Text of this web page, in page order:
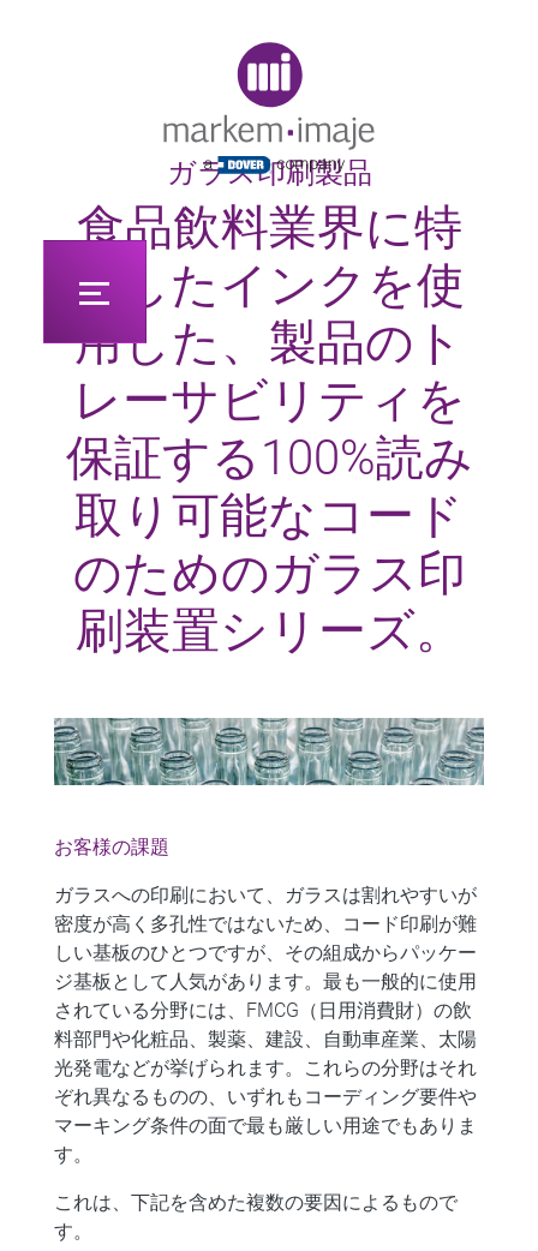
ガラス印刷製品
食品飲料業界に特
化したインクを使
用した、製品のト
レーサビリティを
保証する100%読み
取り可能なコード
のためのガラス印
刷装置シリーズ。
お客様の課題
ガラスへの印刷において、ガラスは割れやすいが
密度が高く多孔性ではないため、コード印刷が難
しい基板のひとつですが、その組成からパッケー
ジ基板として人気があります。最も一般的に使用
されている分野には、FMCG（日用消費財）の飲
料部門や化粧品、製薬、建設、自動車産業、太陽
光発電などが挙げられます。これらの分野はそれ
ぞれ異なるものの、いずれもコーディング要件や
マーキング条件の面で最も厳しい用途でもありま
す。
これは、下記を含めた複数の要因によるもので
す。